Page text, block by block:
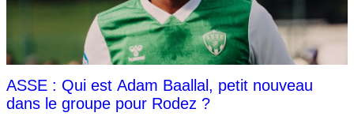
ASSE : Qui est Adam Baallal, petit nouveau
dans le groupe pour Rodez ?